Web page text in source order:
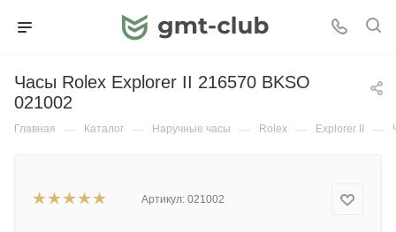
Часы Rolex Explorer II 216570 BKSO
021002
Главная — Каталог — Наручные часы — Rolex — Explorer II —
Артикул: 021002